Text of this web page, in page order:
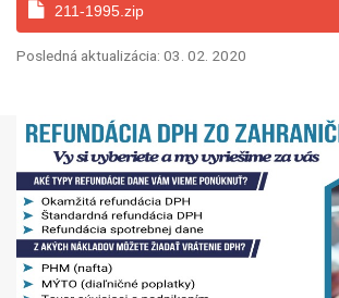
211-1995.zip
Posledná aktualizácia: 03. 02. 2020